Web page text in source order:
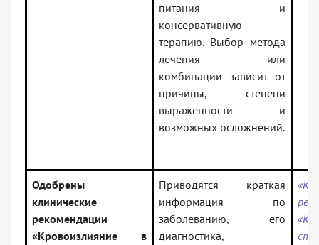
питания и
консервативную
терапию. Выбор метода
лечения или
комбинации зависит от
причины, степени
выраженности и
возможных осложнений.
Одобрены
клинические
рекомендации
«Кровоизлияние в
Приводятся краткая
информация по
заболеванию, его
диагностика,